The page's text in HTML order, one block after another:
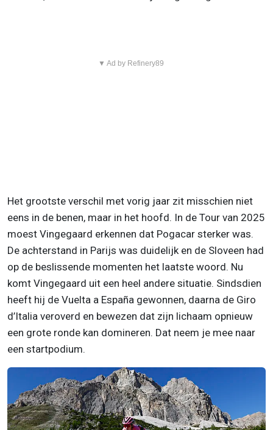
▼ Ad by Refinery89
Het grootste verschil met vorig jaar zit misschien niet
eens in de benen, maar in het hoofd. In de Tour van 2025
moest Vingegaard erkennen dat Pogacar sterker was.
De achterstand in Parijs was duidelijk en de Sloveen had
op de beslissende momenten het laatste woord. Nu
komt Vingegaard uit een heel andere situatie. Sindsdien
heeft hij de Vuelta a España gewonnen, daarna de Giro
d’Italia veroverd en bewezen dat zijn lichaam opnieuw
een grote ronde kan domineren. Dat neem je mee naar
een startpodium.